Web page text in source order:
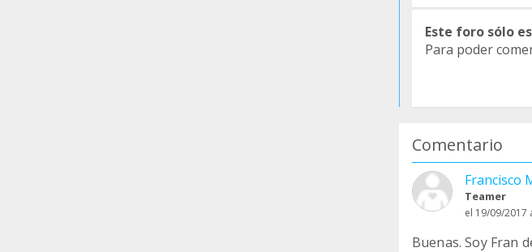
Este foro sólo
Para poder
Comentario
Francisco
Teamer
el 19/09/2017
Buenas. Soy Fran